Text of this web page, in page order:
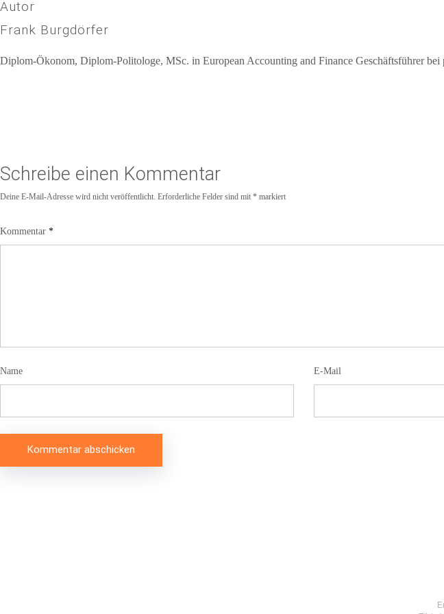
Autor
Frank Burgdörfer
Diplom-Ökonom, Diplom-Politologe, MSc. in European Accounting and Finance Geschäftsführer
Schreibe einen Kommentar
Deine E-Mail-Adresse wird nicht veröffentlicht. Erforderliche Felder sind mit * markiert
Kommentar *
Name E-Mail